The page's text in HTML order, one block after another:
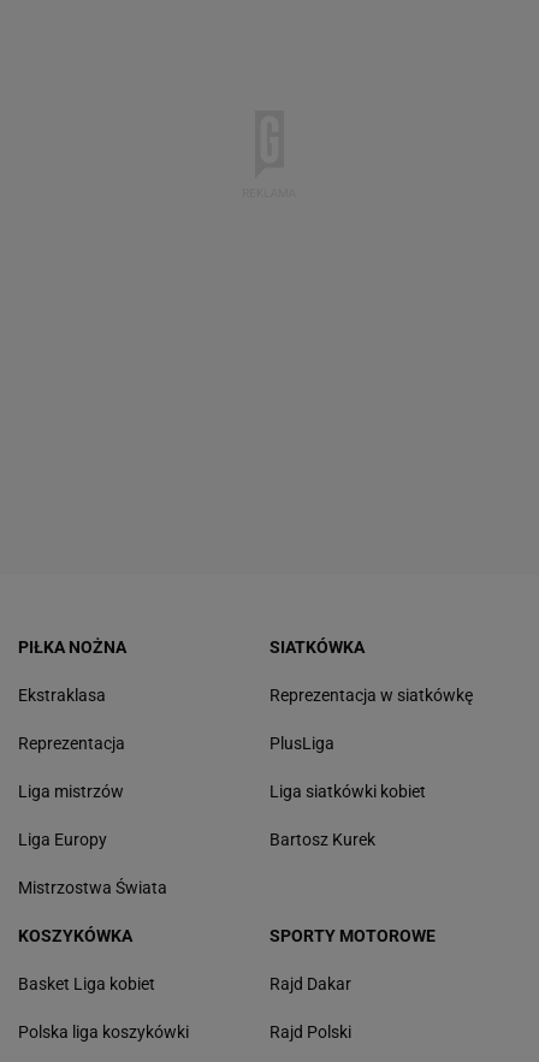
PIŁKA NOŻNA
Ekstraklasa
Reprezentacja
Liga mistrzów
Liga Europy
Mistrzostwa Świata
SIATKÓWKA
Reprezentacja w siatkówkę
PlusLiga
Liga siatkówki kobiet
Bartosz Kurek
KOSZYKÓWKA
Basket Liga kobiet
Polska liga koszykówki
SPORTY MOTOROWE
Rajd Dakar
Rajd Polski